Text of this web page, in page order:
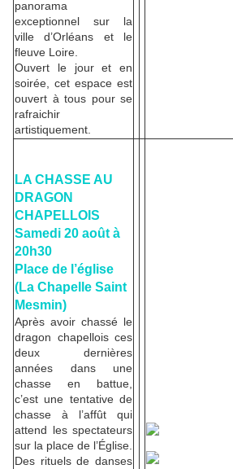
panorama
exceptionnel sur la
ville d’Orléans et le
fleuve Loire.
Ouvert le jour et en
soirée, cet espace est
ouvert à tous pour se
rafraichir
artistiquement.
LA CHASSE AU
DRAGON
CHAPELLOIS
Samedi 20 août à
20h30
Place de l’église
(La Chapelle Saint
Mesmin)
Après avoir chassé le
dragon chapellois ces
deux dernières
années dans une
chasse en battue,
c’est une tentative de
chasse à l’affût qui
attend les spectateurs
sur la place de l’Église.
Des rituels de danses